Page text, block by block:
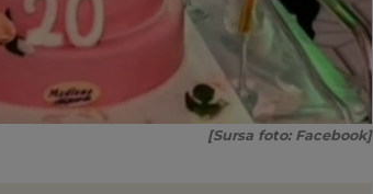
[Sursa foto: Facebook]